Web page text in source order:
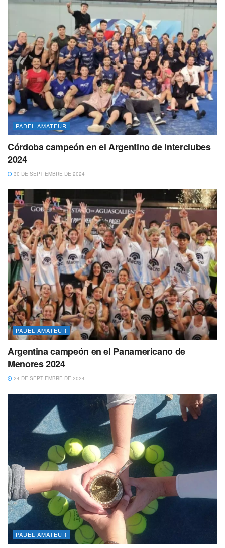
PADEL AMATEUR
Córdoba campeón en el Argentino de Interclubes
2024
30 DE SEPTIEMBRE DE 2024
PADEL AMATEUR
Argentina campeón en el Panamericano de
Menores 2024
24 DE SEPTIEMBRE DE 2024
PADEL AMATEUR